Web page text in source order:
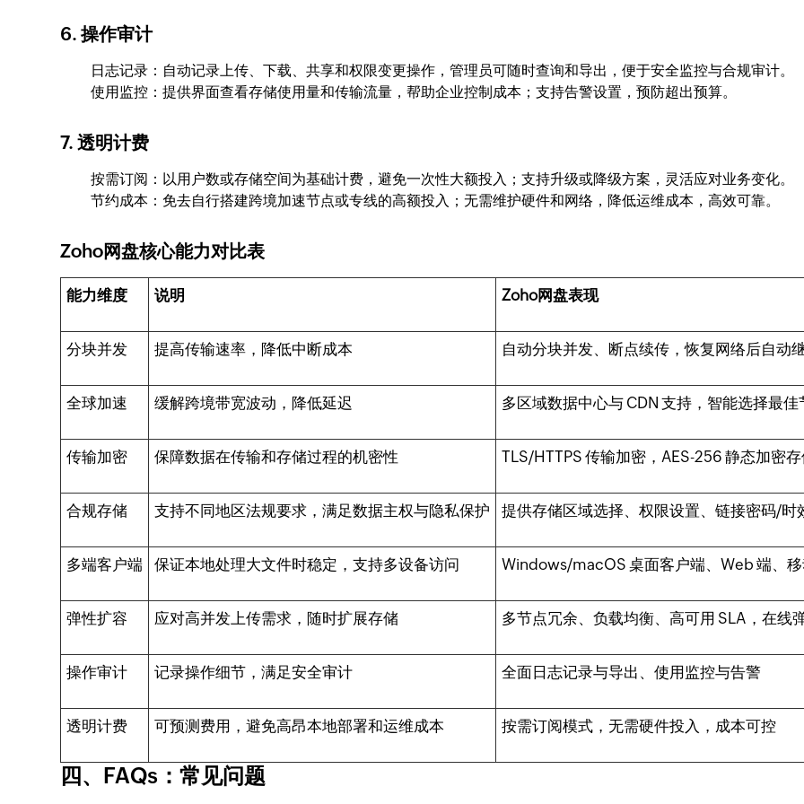
6. 操作审计
日志记录：自动记录上传、下载、共享和权限变更操作，管理员可随时查询和导出，便于安全监控与合规审计。
使用监控：提供界面查看存储使用量和传输流量，帮助企业控制成本；支持告警设置，预防超出预算。
7. 透明计费
按需订阅：以用户数或存储空间为基础计费，避免一次性大额投入；支持升级或降级方案，灵活应对业务变化。
节约成本：免去自行搭建跨境加速节点或专线的高额投入；无需维护硬件和网络，降低运维成本，高效可靠。
Zoho网盘核心能力对比表
能力维度 说明 Zoho网盘表现
分块并发 提高传输速率，降低中断成本 自动分块并发、断点续传，恢复网络后自动
全球加速 缓解跨境带宽波动，降低延迟 多区域数据中心与 CDN 支持，智能选择最佳
传输加密 保障数据在传输和存储过程的机密性 TLS/HTTPS 传输加密，AES-256 静态加密
合规存储 支持不同地区法规要求，满足数据主权与隐私保护 提供存储区域选择、权限设置、链接密码/时
多端客户端 保证本地处理大文件时稳定，支持多设备访问 Windows/macOS 桌面客户端、Web 端、
弹性扩容 应对高并发上传需求，随时扩展存储 多节点冗余、负载均衡、高可用 SLA，在线
操作审计 记录操作细节，满足安全审计 全面日志记录与导出、使用监控与告警
透明计费 可预测费用，避免高昂本地部署和运维成本 按需订阅模式，无需硬件投入，成本可控
四、FAQs：常见问题